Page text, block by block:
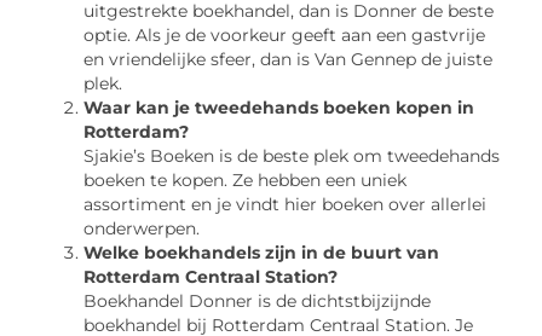
uitgestrekte boekhandel, dan is Donner de beste
optie. Als je de voorkeur geeft aan een gastvrije
en vriendelijke sfeer, dan is Van Gennep de juiste
plek.
Waar kan je tweedehands boeken kopen in
Rotterdam?
Sjakie’s Boeken is de beste plek om tweedehands
boeken te kopen. Ze hebben een uniek
assortiment en je vindt hier boeken over allerlei
onderwerpen.
Welke boekhandels zijn in de buurt van
Rotterdam Centraal Station?
Boekhandel Donner is de dichtstbijzijnde
boekhandel bij Rotterdam Centraal Station. Je